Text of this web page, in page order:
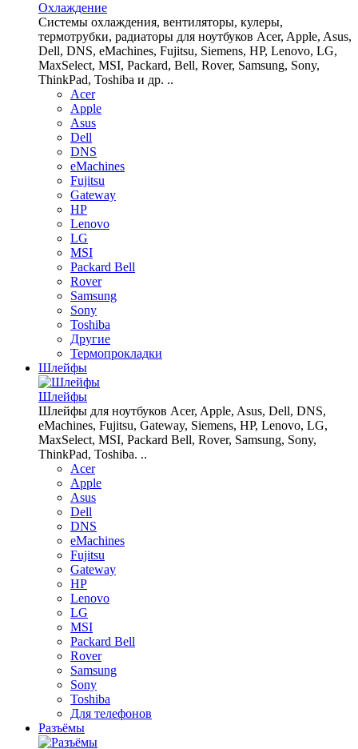
Охлаждение
Системы охлаждения, вентиляторы, кулеры,
термотрубки, радиаторы для ноутбуков Acer, Apple, Asus,
Dell, DNS, eMachines, Fujitsu, Siemens, HP, Lenovo, LG,
MaxSelect, MSI, Packard, Bell, Rover, Samsung, Sony,
ThinkPad, Toshiba и др. ..
Acer
Apple
Asus
Dell
DNS
eMachines
Fujitsu
Gateway
HP
Lenovo
LG
MSI
Packard Bell
Rover
Samsung
Sony
Toshiba
Другие
Термопрокладки
Шлейфы
Шлейфы
Шлейфы для ноутбуков Acer, Apple, Asus, Dell, DNS,
eMachines, Fujitsu, Gateway, Siemens, HP, Lenovo, LG,
MaxSelect, MSI, Packard Bell, Rover, Samsung, Sony,
ThinkPad, Toshiba. ..
Acer
Apple
Asus
Dell
DNS
eMachines
Fujitsu
Gateway
HP
Lenovo
LG
MSI
Packard Bell
Rover
Samsung
Sony
Toshiba
Для телефонов
Разъёмы